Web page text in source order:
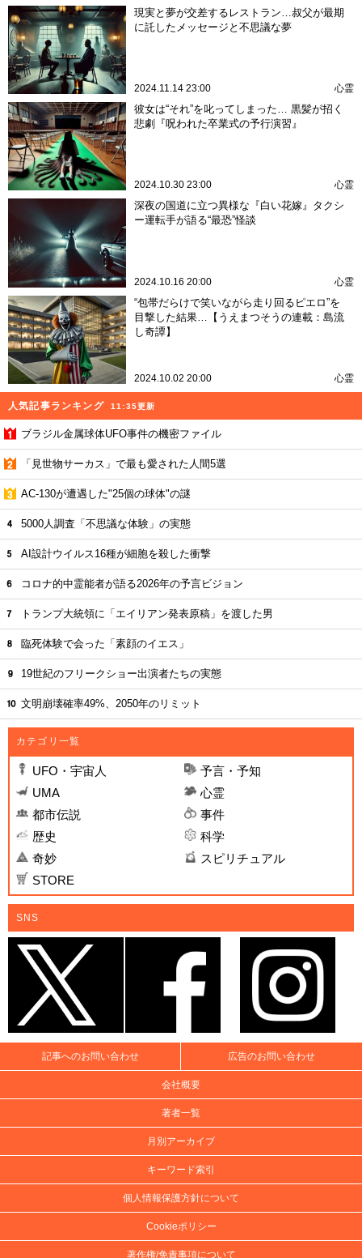
現実と夢が交差するレストラン…叔父が最期
に託したメッセージと不思議な夢
2024.11.14 23:00 心霊
彼女は“それ”を叱ってしまった… 黒髪が招く
悲劇『呪われた卒業式の予行演習』
2024.10.30 23:00 心霊
深夜の国道に立つ異様な『白い花嫁』タクシ
ー運転手が語る“最恐”怪談
2024.10.16 20:00 心霊
“包帯だらけで笑いながら走り回るピエロ”を
目撃した結果…【うえまつそうの連載：島流
し奇譚】
2024.10.02 20:00 心霊
人気記事ランキング 11:35更新
ブラジル金属球体UFO事件の機密ファイル
「見世物サーカス」で最も愛された人間5選
AC-130が遭遇した"25個の球体"の謎
5000人調査「不思議な体験」の実態
AI設計ウイルス16種が細胞を殺した衝撃
コロナ的中霊能者が語る2026年の予言ビジョン
トランプ大統領に「エイリアン発表原稿」を渡した男
臨死体験で会った「素顔のイエス」
19世紀のフリークショー出演者たちの実態
文明崩壊確率49%、2050年のリミット
カテゴリ一覧
UFO・宇宙人
予言・予知
UMA
心霊
都市伝説
事件
歴史
科学
奇妙
スピリチュアル
STORE
SNS
記事へのお問い合わせ 広告のお問い合わせ
会社概要
著者一覧
月別アーカイブ
キーワード索引
個人情報保護方針について
Cookieポリシー
著作権/免責事項について